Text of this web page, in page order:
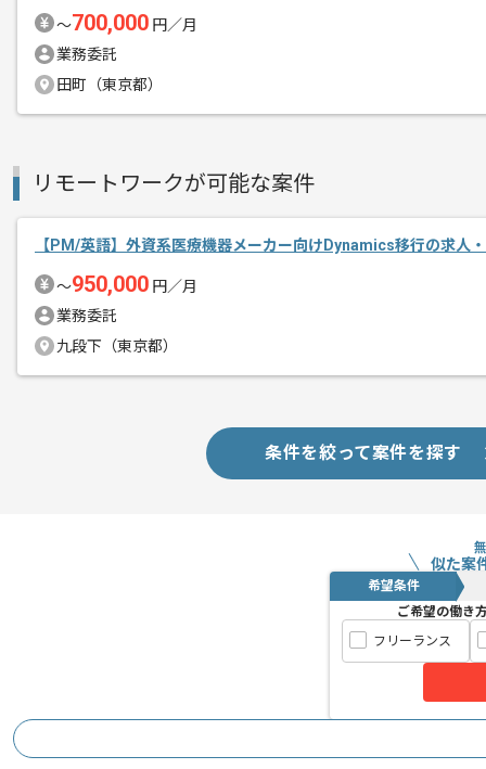
〜700,000 円／月
業務委託
田町（東京都）
リモートワークが可能な案件
【PM/英語】外資系医療機器メーカー向けDynamics移行の求人
〜950,000 円／月
業務委託
九段下（東京都）
条件を絞って案件を探す
似た案
希望条件
ご希望の働き
フリーランス